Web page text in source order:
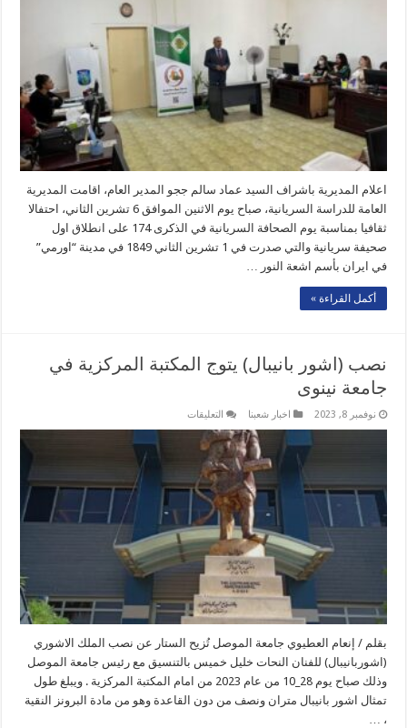
الدراسة
السريانية
في
بغداد
تحتفي
بالذكرى
174
لصدور
اول
سريانية
مغلقة
اعلام المديرية باشراف السيد عماد سالم ججو المدير العام، اقامت المديرية
العامة للدراسة السريانية، صباح يوم الاثنين الموافق 6 تشرين الثاني، احتفالا
ثقافيا بمناسبة يوم الصحافة السريانية في الذكرى 174 على انطلاق اول
صحيفة سريانية والتي صدرت في 1 تشرين الثاني 1849 في مدينة “اورمي”
في ايران بأسم اشعة النور …
أكمل القراءة »
نصب (اشور بانيبال) يتوج المكتبة المركزية في
جامعة نينوى
نوفمبر 8, 2023 اخبار شعبنا التعليقات
المركزية
في
جامعة
نينوى
مغلقة
بقلم / إنعام العطيوي جامعة الموصل تُزيح الستار عن نصب الملك الاشوري
(اشوربانيبال) للفنان النحات خليل خميس بالتنسيق مع رئيس جامعة الموصل
وذلك صباح يوم 28_10 من عام 2023 من امام المكتبة المركزية . ويبلغ طول
تمثال اشور بانيبال متران ونصف من دون القاعدة وهو من مادة البرونز النقية
، …